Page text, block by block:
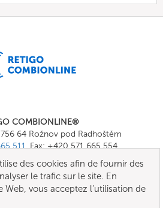
COMBIONLINE®
756 64 Rožnov pod Radhoštěm
511, Fax: +420 571 665 554
info@combionline.com
des cookies afin de fournir des
le trafic sur le site. En
Web, vous acceptez l’utilisation de